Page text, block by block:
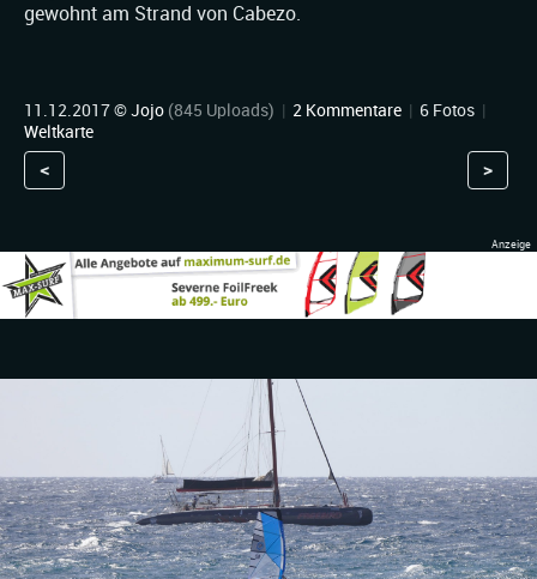
gewohnt am Strand von Cabezo.
11.12.2017 ©Jojo (845 Uploads) | 2 Kommentare | 6 Fotos |
Weltkarte
< >